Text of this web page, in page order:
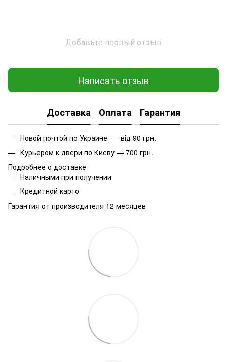
Добавьте первый отзыв
Написать отзыв
Доставка Оплата Гарантия
Новой почтой по Украине — від 90 грн.
Курьером к двери по Киеву — 700 грн.
Подробнее о доставке
Наличными при получении
Кредитной карто
Гарантия от производителя 12 месяцев